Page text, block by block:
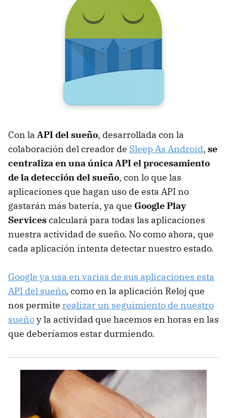
Con la API del sueño, desarrollada con la
colaboración del creador de Sleep As Android, se
centraliza en una única API el procesamiento
de la detección del sueño, con lo que las
aplicaciones que hagan uso de esta API no
gastarán más batería, ya que Google Play
Servicescalculará para todas las aplicaciones
nuestra actividad de sueño. No como ahora, que
cada aplicación intenta detectar nuestro estado.
Google ya usa en varias de sus aplicaciones esta
API del sueño, como en la aplicación Reloj que
nos permite realizar un seguimiento de nuestro
sueñoy la actividad que hacemos en horas en las
que deberíamos estar durmiendo.